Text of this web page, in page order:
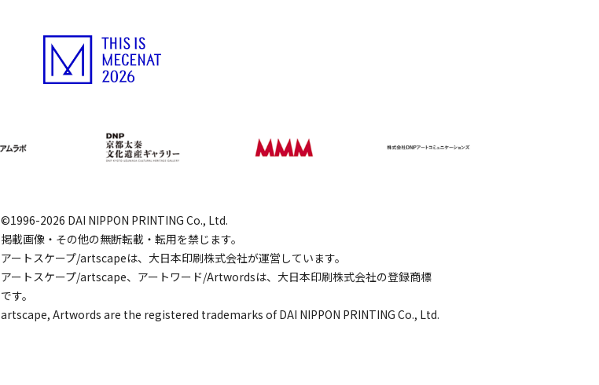
©1996-2026 DAI NIPPON PRINTING Co., Ltd.
掲載画像・その他の無断転載・転用を禁じます。
アートスケープ/artscapeは、大日本印刷株式会社が運営しています。
アートスケープ/artscape、アートワード/Artwordsは、大日本印刷株式会社の登録商標
です。
artscape, Artwords are the registered trademarks of DAI NIPPON PRINTING Co., Ltd.